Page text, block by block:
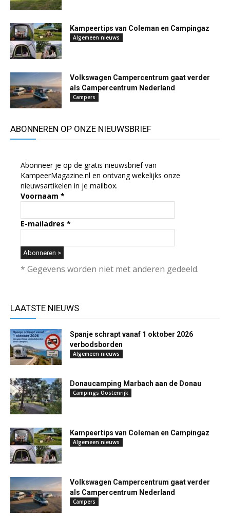
Kampeertips van Coleman en Campingaz
Algemeen nieuws
Volkswagen Campercentrum gaat verder
als Campercentrum Nederland
Campers
ABONNEREN OP ONZE NIEUWSBRIEF
Abonneer je op de gratis nieuwsbrief van
KampeerMagazine.nl en ontvang wekelijks onze
nieuwsartikelen in je mailbox.
Voornaam *
E-mailadres *
* Gegevens worden niet met anderen gedeeld.
LAATSTE NIEUWS
Spanje schrapt vanaf 1 oktober 2026
verbodsborden
Algemeen nieuws
Donaucamping Marbach aan de Donau
Campings Oostenrijk
Kampeertips van Coleman en Campingaz
Algemeen nieuws
Volkswagen Campercentrum gaat verder
als Campercentrum Nederland
Campers